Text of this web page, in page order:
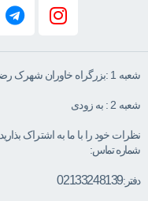
شعبه 1 :بزرگراه خاوران شهرک رضویه انتهای خیابان امام سجاد پلاک ۸
شعبه 2 : به زودی
نظرات خود را با ما به اشتراک بذارید
شماره تماس:
دفتر:02133248139